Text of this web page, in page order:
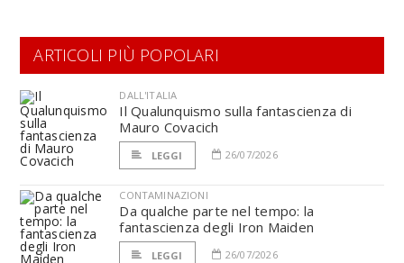
ARTICOLI PIÙ POPOLARI
DALL'ITALIA
Il Qualunquismo sulla fantascienza di
Mauro Covacich
LEGGI 26/07/2026
CONTAMINAZIONI
Da qualche parte nel tempo: la
fantascienza degli Iron Maiden
LEGGI 26/07/2026